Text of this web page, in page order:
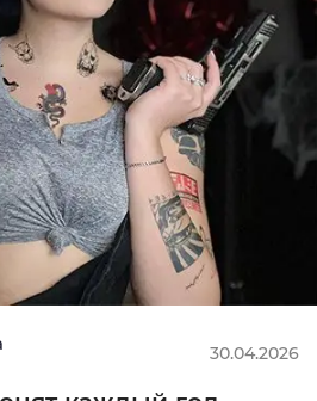
30.04.2026